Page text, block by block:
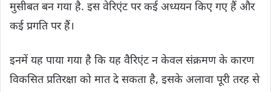
मुसीबत बन गया है. इस वेरिएंट पर कई अध्ययन किए गए हैं और
कई प्रगति पर हैं।
इनमें यह पाया गया है कि यह वैरिएंट न केवल संक्रमण के कारण
विकसित प्रतिरक्षा को मात दे सकता है, इसके अलावा पूरी तरह से